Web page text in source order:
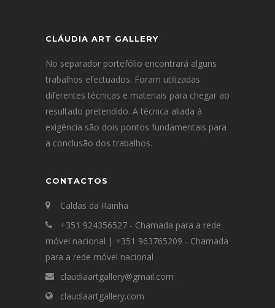
CLÁUDIA ART GALLERY
No separador portefólio encontrará alguns
trabalhos efectuados. Foram utilizadas
diferentes técnicas e materiais para chegar ao
resultado pretendido. A técnica aliada à
exigência são dois pontos fundamentais para
a conclusão dos trabalhos.
CONTACTOS
Caldas da Rainha
+351 924356527 - Chamada para a rede
móvel nacional | +351 963765209 - Chamada
para a rede móvel nacional
claudiaartgallery@gmail.com
claudiaartgallery.com